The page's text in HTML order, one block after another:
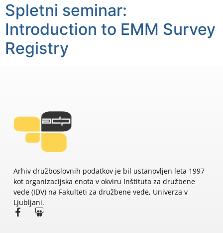
Spletni seminar:
Introduction to EMM Survey
Registry
Arhiv družboslovnih podatkov je bil ustanovljen leta 1997
kot organizacijska enota v okviru Inštituta za družbene
vede (IDV) na Fakulteti za družbene vede, Univerza v
Ljubljani.